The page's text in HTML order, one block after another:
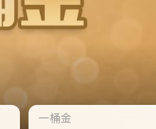
千禧年代